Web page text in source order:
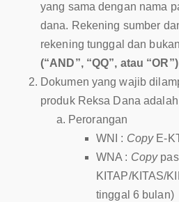
yang sama dengan nama
dana. Rekening sumber
rekening tunggal dan
(“AND”, “QQ”, atau “OR”)
Dokumen yang wajib
produk Reksa Dana adalah
Perorangan
WNI : CopyE-
WNA : Copy
KITAP/KITAS/
tinggal 6 bulan)